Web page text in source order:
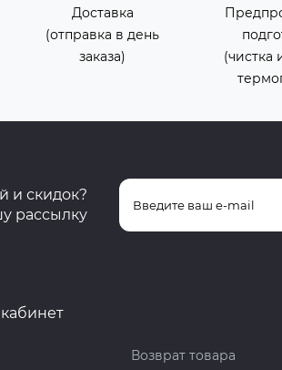
Доставка
(отправка в день
заказа)
(чистка
и скидок?
рассылку
Возврат товара